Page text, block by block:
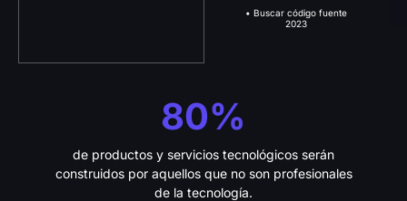
• Buscar código fuente
2023
80%
de productos y servicios tecnológicos serán
construidos por aquellos que no son profesionales
de la tecnología.